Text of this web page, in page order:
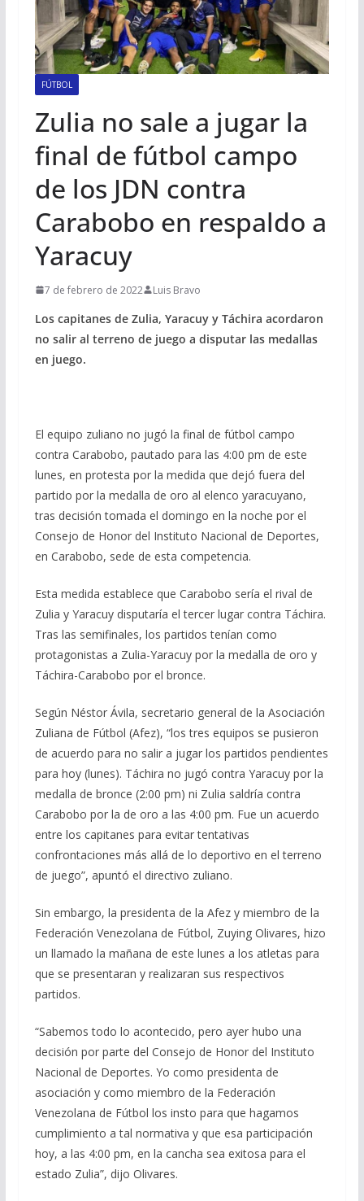
FÚTBOL
Zulia no sale a jugar la
final de fútbol campo
de los JDN contra
Carabobo en respaldo a
Yaracuy
7 de febrero de 2022 Luis Bravo
Los capitanes de Zulia, Yaracuy y Táchira acordaron
no salir al terreno de juego a disputar las medallas
en juego.
El equipo zuliano no jugó la final de fútbol campo
contra Carabobo, pautado para las 4:00 pm de este
lunes, en protesta por la medida que dejó fuera del
partido por la medalla de oro al elenco yaracuyano,
tras decisión tomada el domingo en la noche por el
Consejo de Honor del Instituto Nacional de Deportes,
en Carabobo, sede de esta competencia.
Esta medida establece que Carabobo sería el rival de
Zulia y Yaracuy disputaría el tercer lugar contra Táchira.
Tras las semifinales, los partidos tenían como
protagonistas a Zulia-Yaracuy por la medalla de oro y
Táchira-Carabobo por el bronce.
Según Néstor Ávila, secretario general de la Asociación
Zuliana de Fútbol (Afez), “los tres equipos se pusieron
de acuerdo para no salir a jugar los partidos pendientes
para hoy (lunes). Táchira no jugó contra Yaracuy por la
medalla de bronce (2:00 pm) ni Zulia saldría contra
Carabobo por la de oro a las 4:00 pm. Fue un acuerdo
entre los capitanes para evitar tentativas
confrontaciones más allá de lo deportivo en el terreno
de juego”, apuntó el directivo zuliano.
Sin embargo, la presidenta de la Afez y miembro de la
Federación Venezolana de Fútbol, Zuying Olivares, hizo
un llamado la mañana de este lunes a los atletas para
que se presentaran y realizaran sus respectivos
partidos.
“Sabemos todo lo acontecido, pero ayer hubo una
decisión por parte del Consejo de Honor del Instituto
Nacional de Deportes. Yo como presidenta de
asociación y como miembro de la Federación
Venezolana de Fútbol los insto para que hagamos
cumplimiento a tal normativa y que esa participación
hoy, a las 4:00 pm, en la cancha sea exitosa para el
estado Zulia”, dijo Olivares.